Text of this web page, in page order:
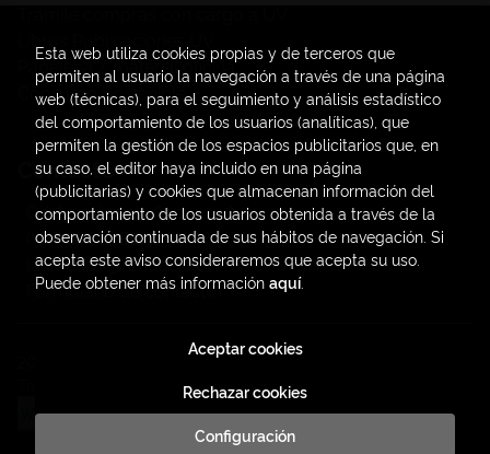
Papelería / material oficina
Consumo Sostenible
Contacto
C/ Amadeo de Saboya, 4
(+34) 963828968
latendauv@fundacio.es
Formulario de contacto
. Todos los Derechos Reservados |
Esta web utiliza cookies propias y de terceros que
permiten al usuario la navegación a través de una página
web (técnicas), para el seguimiento y análisis estadístico
del comportamiento de los usuarios (analíticas), que
permiten la gestión de los espacios publicitarios que, en
su caso, el editor haya incluido en una página
(publicitarias) y cookies que almacenan información del
comportamiento de los usuarios obtenida a través de la
observación continuada de sus hábitos de navegación. Si
acepta este aviso consideraremos que acepta su uso.
Puede obtener más información aquí.
Configuración
Rechazar cookies
Aceptar cookies